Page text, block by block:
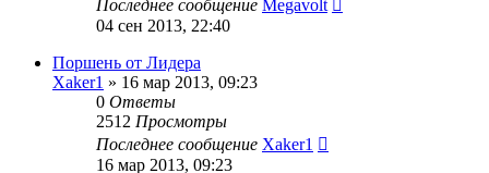
Последнее сообщение Megavolt
04 сен 2013, 22:40
Поршень от Лидера
Xaker1 » 16 мар 2013, 09:23
0 Ответы
2512 Просмотры
Последнее сообщение Xaker1
16 мар 2013, 09:23